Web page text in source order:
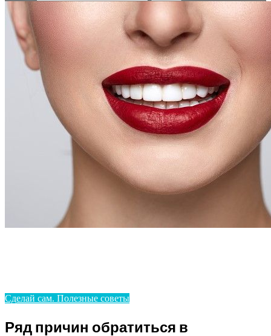
Сделай сам. Полезные советы
Ряд причин обратиться в